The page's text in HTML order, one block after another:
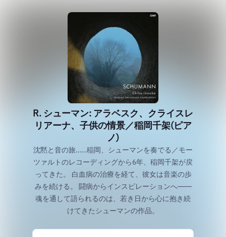
R. シューマン: アラベスク、クライスレ
リアーナ、子供の情景／稲岡千架(ピア
ノ)
沈黙と音の旅……稲岡、シューマンを奏でる／モー
ツァルトのレコーディングから6年、稲岡千架が戻
ってきた。 白血病の治療を経て、彼女は音楽の歩
みを続ける。 闘病からインスピレーションへ――
魂を通して語られるのは、若き日から心に抱き続
けてきたシューマンの作品。